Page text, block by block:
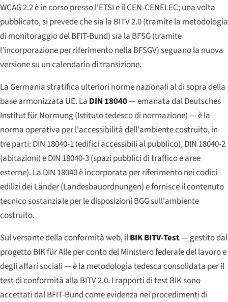
WCAG 2.2 è in corso presso l'ETSI e il CEN-CENELEC; una volta
pubblicato, si prevede che sia la BITV 2.0 (tramite la metodologia
di monitoraggio del BFIT-Bund) sia la BFSG (tramite
l'incorporazione per riferimento nella BFSGV) seguano la nuova
versione su un calendario di transizione.
La Germania stratifica ulteriori norme nazionali al di sopra della
base armonizzata UE. La DIN 18040— emanata dalDeutsches
Institut für Normung(Istituto tedesco di normazione) — è la
norma operativa per l'accessibilità dell'ambiente costruito, in
tre parti: DIN 18040-1 (edifici accessibili al pubblico), DIN 18040-2
(abitazioni) e DIN 18040-3 (spazi pubblici di traffico e aree
esterne). La DIN 18040 è incorporata per riferimento nei codici
edilizi dei Länder (Landesbauordnungen) e fornisce il contenuto
tecnico sostanziale per le disposizioni BGG sull'ambiente
costruito.
Sul versante della conformità web, ilBIK BITV-Test— gestito dal
progettoBIK für Alleper conto del Ministero federale del lavoro e
degli affari sociali — è la metodologia tedesca consolidata per il
test di conformità alla BITV 2.0. I rapporti di test BIK sono
accettati dal BFIT-Bund come evidenza nei procedimenti di